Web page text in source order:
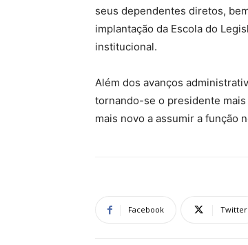
seus dependentes diretos,
implantação da Escola do
institucional.
Além dos avanços
tornando-se o presidente
mais novo a assumir a função
Facebook Twitter